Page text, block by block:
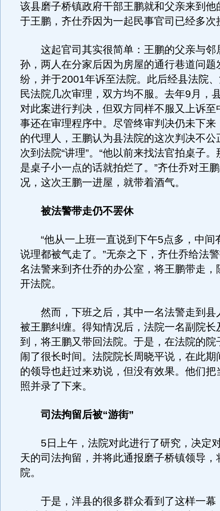
该县磨子桥镇政府干部王鹏就和父亲来到他
于王鹏，齐仕乔因为一起民事官司已经多次
这起官司其实很简单：王鹏的父亲与邻
孙，两人在分家后因为房屋的通行巷道问题
纷，并于2001年诉至法院。此后经县法院
民法院几次审理，双方均不服。去年9月，
对此案进行判决，但双方同样不服又上诉至
事还在审理程序中。尽管终审判决仍未下来
的代理人，王鹏认为县法院的这次判决不公
次到法院“讲理”。“他以前来找法官拍桌子
是桌子小一点的话就拍烂了。”齐仕乔对王
况，这次王鹏一进屋，就带着酒气。
被法警带走仍不罢休
“他从一上班一直说到下午5点多，中间
说理都被气走了。”无奈之下，齐仕乔给法
名法警来到齐仕乔的办公室，将王鹏带走，
开法院。
然而，下班之后，其中一名法警走到县
被王鹏纠缠。得知情况后，法院一名副院长
到，将王鹏又带回法院。于是，在法院的院
闹了很长时间。法院院长周晓平说，在此期
的领导也赶过来劝说，但没有效果。他们把
照并录了下来。
司法拘留后被“游街”
5日上午，法院对此进行了研究，决定
天的司法拘留，并将此通报磨子桥镇领导，
院。
于是，洋县的很多群众看到了这样一幕